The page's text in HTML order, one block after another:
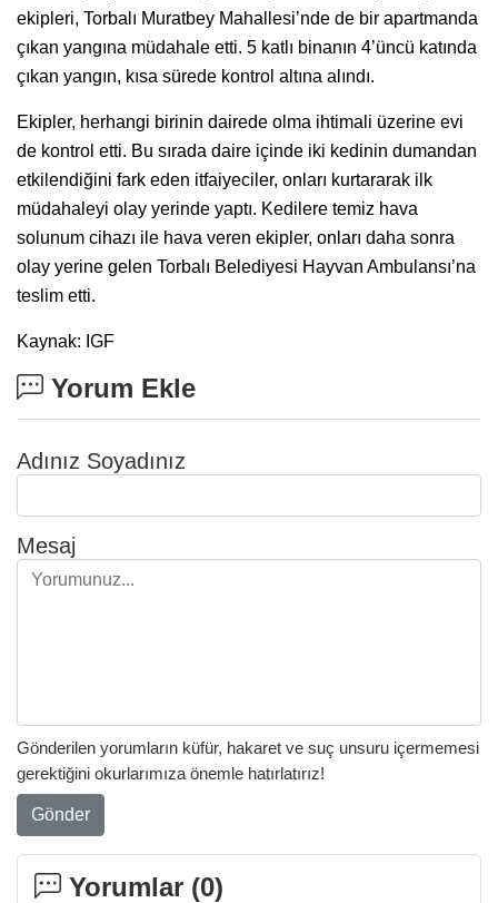
ekipleri, Torbalı Muratbey Mahallesi’nde de bir apartmanda
çıkan yangına müdahale etti. 5 katlı binanın 4’üncü katında
çıkan yangın, kısa sürede kontrol altına alındı.
Ekipler, herhangi birinin dairede olma ihtimali üzerine evi
de kontrol etti. Bu sırada daire içinde iki kedinin dumandan
etkilendiğini fark eden itfaiyeciler, onları kurtararak ilk
müdahaleyi olay yerinde yaptı. Kedilere temiz hava
solunum cihazı ile hava veren ekipler, onları daha sonra
olay yerine gelen Torbalı Belediyesi Hayvan Ambulansı’na
teslim etti.
Kaynak: IGF
Yorum Ekle
Adınız Soyadınız
Mesaj
Gönderilen yorumların küfür, hakaret ve suç unsuru içermemesi
gerektiğini okurlarımıza önemle hatırlatırız!
Gönder
Yorumlar (0)